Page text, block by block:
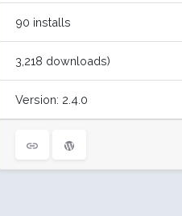
90 installs
3,218 downloads)
Version: 2.4.0